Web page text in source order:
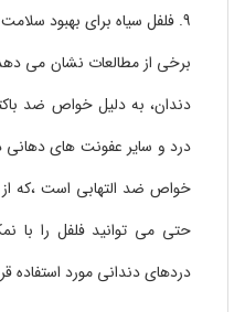
9. فلفل سیاه برای بهبود سلامت دهان و دندان:
برخی از مطالعات نشان می
دندان، به دلیل خواص ضد
درد و سایر عفونت های دهانی
خواص ضد التهابی است ،که از
حتی می توانید فلفل را با
دردهای دندانی مورد استفاده